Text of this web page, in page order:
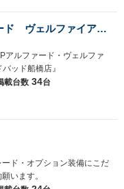
Ｔ．Ｕ．Ｃ．ＧＲＯＵＰ アルファード ヴェルファイアＳＵＶ専門 シンドバッド船橋店／（株）日動自販
アルファード・ヴェルファ
ッド船橋店』
載台数 34台
ド・オプション装備にこだ
います。